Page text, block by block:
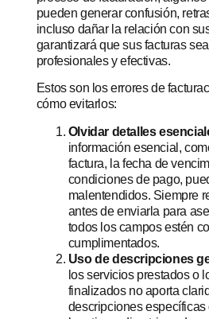
pueden generar confusión,
incluso dañar la relación con
garantizará que sus facturas
profesionales y efectivas.
Estos son los errores de
cómo evitarlos:
Olvidar detalles
información esencial,
factura, la fecha de
condiciones de pago,
malentendidos. Siempre
antes de enviarla para
todos los campos estén
cumplimentados.
Uso de descripciones
los servicios prestados o
finalizados no aporta
descripciones